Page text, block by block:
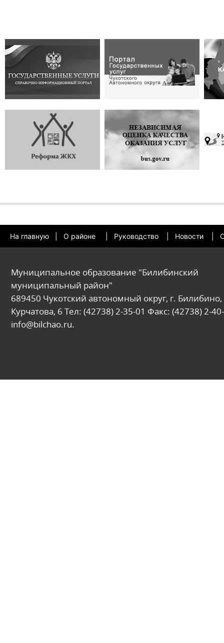
На главную О районе Руководство Новости
Муниципальное образование "Билибинский
муниципальный район"
689450 Чукотский автономный округ, г. Билибино,
Курчатова, 6 Тел: (42738) 2-35-01 Факс: (42738) 2-
info@bilchao.ru.